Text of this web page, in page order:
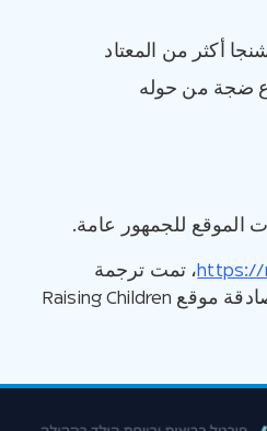
أكثر من المعتاد
ضجة من حوله
الموقع للجمهور عامة.
https://، تمت ترجمة
المعلومات وتحريرها بمصادقة موقع Raising Children